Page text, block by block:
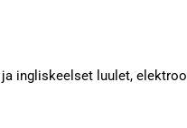
ingliskeelset luulet,